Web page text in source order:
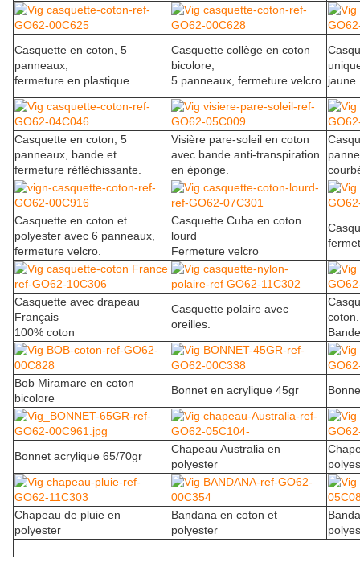
Casquette en coton, 5
panneaux,
fermeture en plastique.
Casquette collège en coton
bicolore,
5 panneaux, fermeture velcro. jaune.
Casquette en coton, 5
panneaux, bande et
fermeture réfléchissante.
Visière pare-soleil en coton
avec bande anti-transpiration
en éponge.
Casquette en coton et
polyester avec 6 panneaux,
fermeture velcro.
Casquette Cuba en coton
lourd
Fermeture velcro
Casquette avec drapeau
Français
100% coton
Casquette polaire avec
oreilles.
coton.
Bob Miramare en coton
bicolore
Bonnet en acrylique 45gr
Bonnet acrylique 65/70gr
Chapeau Australia en
polyester
Chapeau de pluie en
polyester
Bandana en coton et
polyester